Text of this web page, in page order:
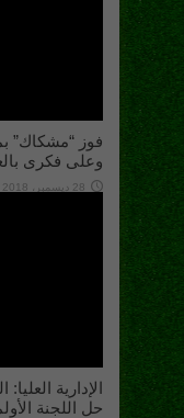
فوز “مشكاك”
وعلى فكرى
28 ديسمبر، 2018
الإدارية
حل اللجنة